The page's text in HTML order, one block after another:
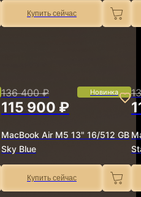
Купить сейчас
136 400 ₽
115 900 ₽
Новинка
MacBook Air M5 13" 16/512 GB
Sky Blue
Купить сейчас